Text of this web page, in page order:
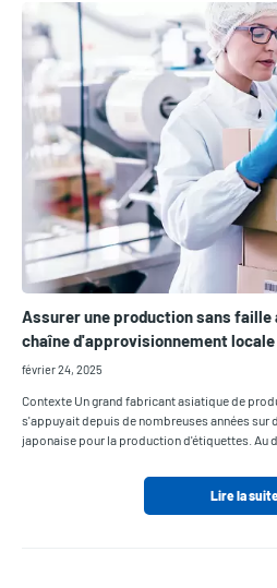
Assurer une production sans faille
chaîne d'approvisionnement locale
février 24, 2025
Contexte Un grand fabricant asiatique de
s'appuyait depuis de nombreuses années sur
japonaise pour la production d'étiquettes. Au
Lire la